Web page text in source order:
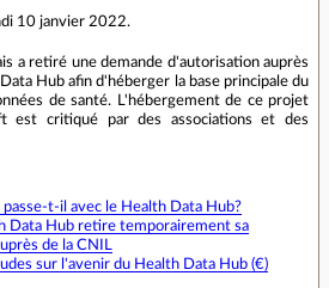
10 janvier 2022.
a retiré une demande d'autorisation auprès
Hub afin d'héberger la base principale du
de santé. L'hébergement de ce projet
est critiqué par des associations et des
passe-t-il avec le Health Data Hub?
Data Hub retire temporairement sa
de la CNIL
sur l'avenir du Health Data Hub (€)